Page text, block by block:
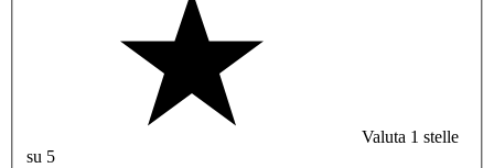
Valuta 1 stelle
su 5